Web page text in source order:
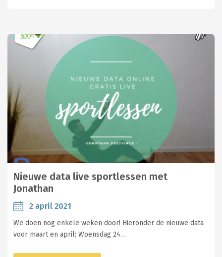
Nieuwe data live sportlessen met
Jonathan
2 april 2021
We doen nog enkele weken door! Hieronder de nieuwe data
voor maart en april: Woensdag 24…